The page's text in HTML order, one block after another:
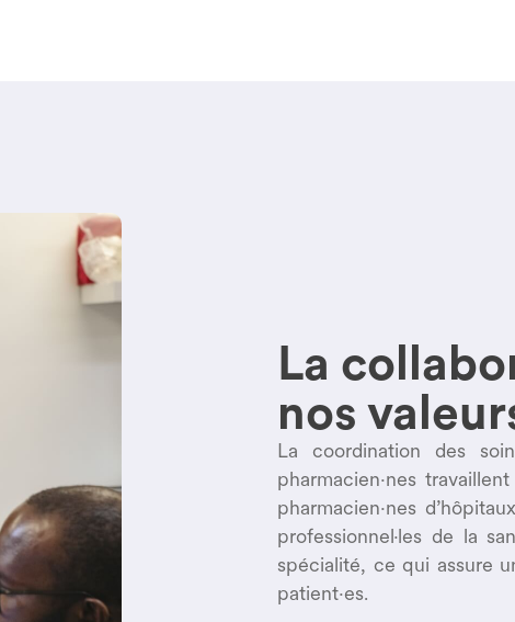
La
nos
La coordination des
pharmacien·nes
pharmacien·nes
professionnel·les de la
spécialité, ce qui assure
patient·es.